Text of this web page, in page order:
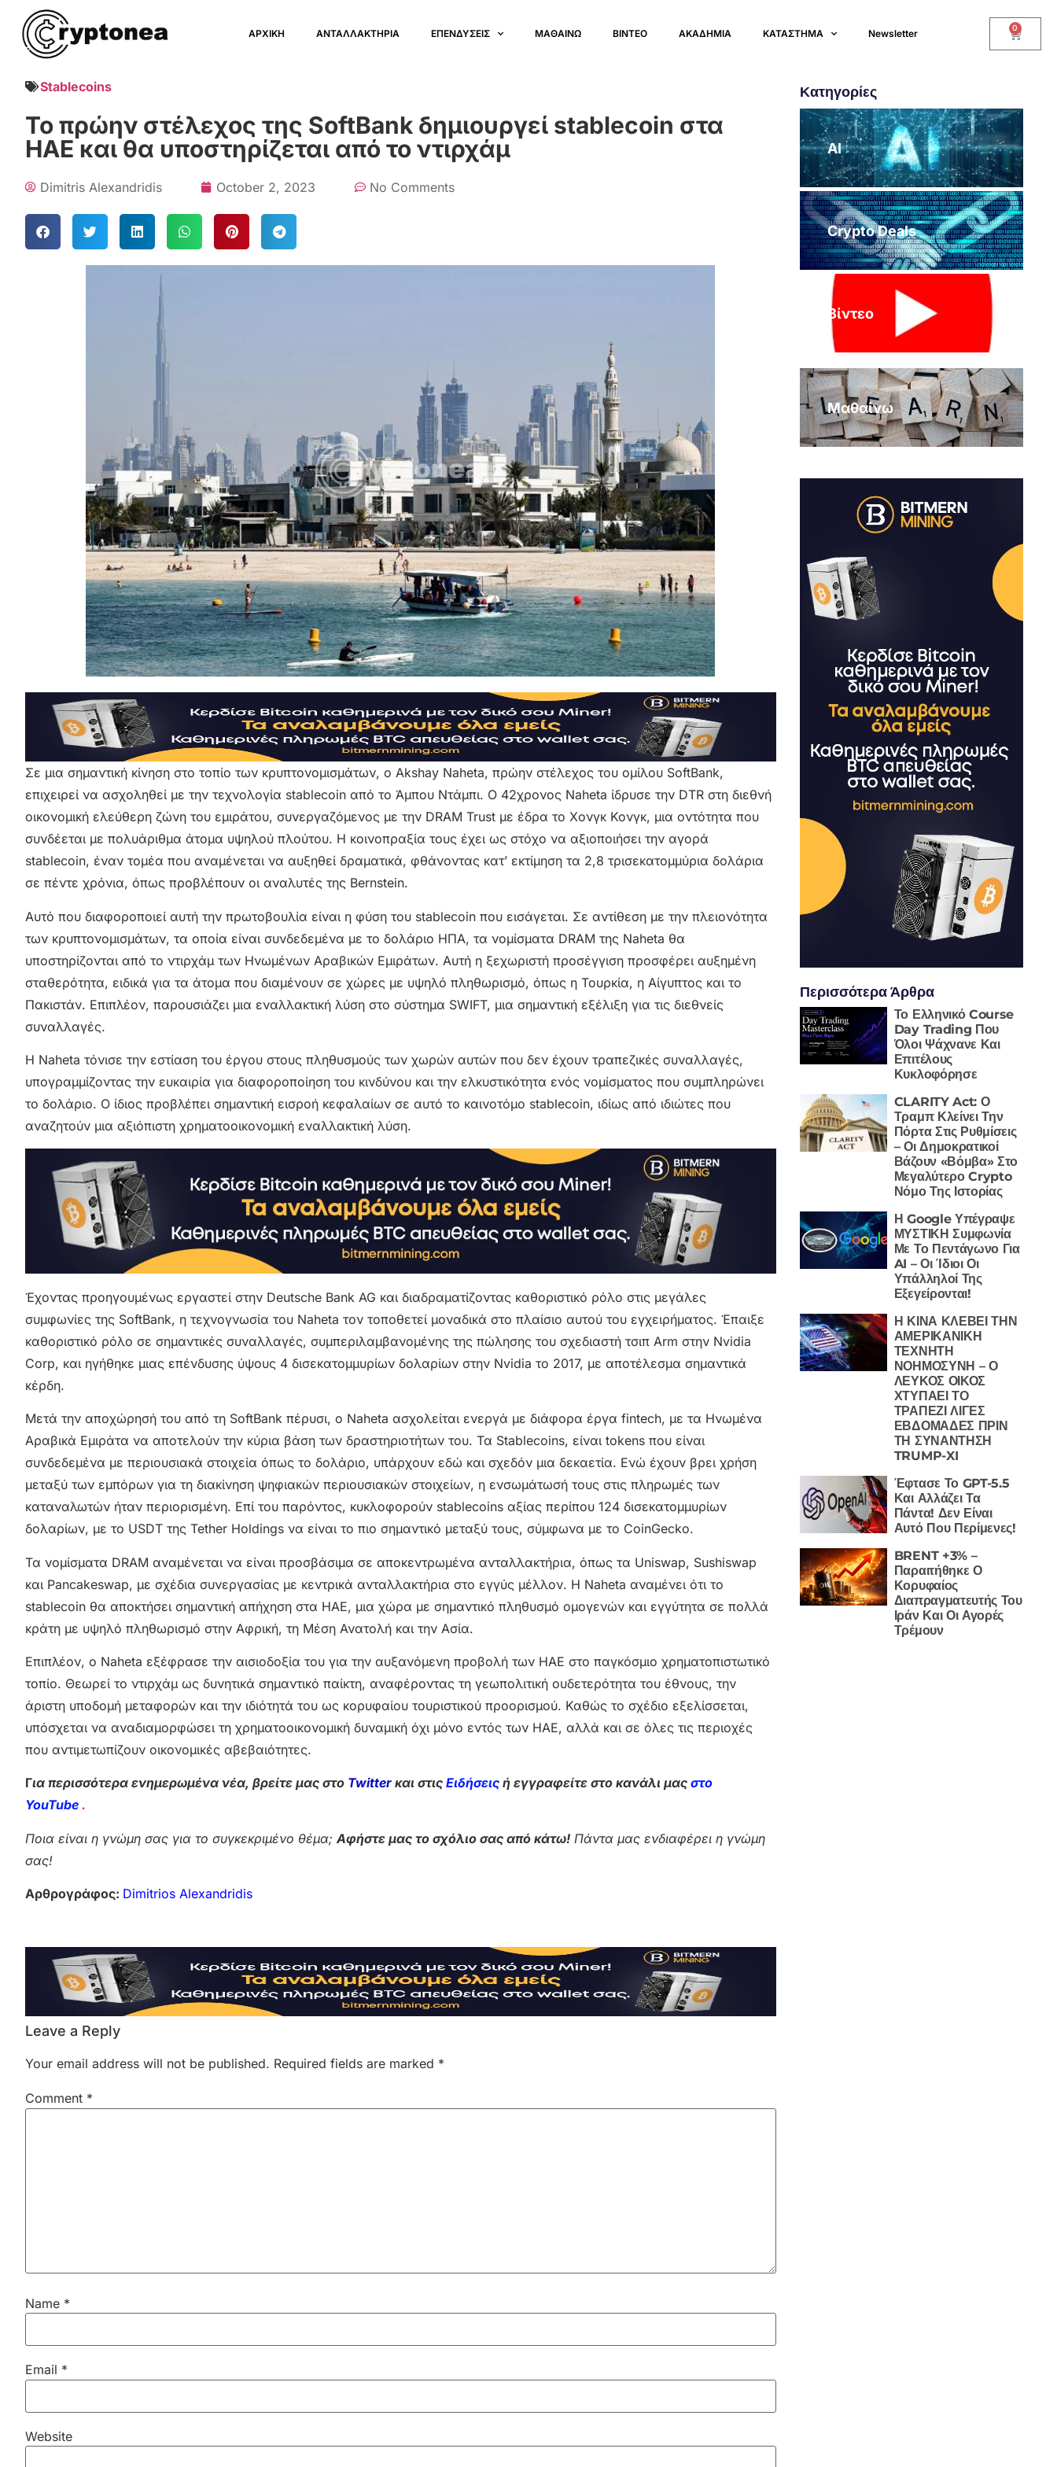
ΑΡΧΙΚΗ ΑΝΤΑΛΛΑΚΤΗΡΙΑ ΕΠΕΝΔΥΣΕΙΣ ΜΑΘΑΙΝΩ ΒΙΝΤΕΟ ΑΚΑΔΗΜΙΑ ΚΑΤΑΣΤΗΜΑ Newsletter 0
Stablecoins
Το πρώην στέλεχος της SoftBank δημιουργεί stablecoin στα
ΗΑΕ και θα υποστηρίζεται από το ντιρχάμ
Dimitris Alexandridis October 2, 2023 No Comments
Σε μια σημαντική κίνηση στο τοπίο των κρυπτονομισμάτων, ο Akshay Naheta, πρώην στέλεχος του ομίλου SoftBank,
επιχειρεί να ασχοληθεί με την τεχνολογία stablecoin από το Άμπου Ντάμπι. Ο 42χρονος Naheta ίδρυσε την DTR στη διεθνή
οικονομική ελεύθερη ζώνη του εμιράτου, συνεργαζόμενος με την DRAM Trust με έδρα το Χονγκ Κονγκ, μια οντότητα που
συνδέεται με πολυάριθμα άτομα υψηλού πλούτου. Η κοινοπραξία τους έχει ως στόχο να αξιοποιήσει την αγορά
stablecoin, έναν τομέα που αναμένεται να αυξηθεί δραματικά, φθάνοντας κατ’ εκτίμηση τα 2,8 τρισεκατομμύρια δολάρια
σε πέντε χρόνια, όπως προβλέπουν οι αναλυτές της Bernstein.
Αυτό που διαφοροποιεί αυτή την πρωτοβουλία είναι η φύση του stablecoin που εισάγεται. Σε αντίθεση με την πλειονότητα
των κρυπτονομισμάτων, τα οποία είναι συνδεδεμένα με το δολάριο ΗΠΑ, τα νομίσματα DRAM της Naheta θα
υποστηρίζονται από το ντιρχάμ των Ηνωμένων Αραβικών Εμιράτων. Αυτή η ξεχωριστή προσέγγιση προσφέρει αυξημένη
σταθερότητα, ειδικά για τα άτομα που διαμένουν σε χώρες με υψηλό πληθωρισμό, όπως η Τουρκία, η Αίγυπτος και το
Πακιστάν. Επιπλέον, παρουσιάζει μια εναλλακτική λύση στο σύστημα SWIFT, μια σημαντική εξέλιξη για τις διεθνείς
συναλλαγές.
Η Naheta τόνισε την εστίαση του έργου στους πληθυσμούς των χωρών αυτών που δεν έχουν τραπεζικές συναλλαγές,
υπογραμμίζοντας την ευκαιρία για διαφοροποίηση του κινδύνου και την ελκυστικότητα ενός νομίσματος που συμπληρώνει
το δολάριο. Ο ίδιος προβλέπει σημαντική εισροή κεφαλαίων σε αυτό το καινοτόμο stablecoin, ιδίως από ιδιώτες που
αναζητούν μια αξιόπιστη χρηματοοικονομική εναλλακτική λύση.
Έχοντας προηγουμένως εργαστεί στην Deutsche Bank AG και διαδραματίζοντας καθοριστικό ρόλο στις μεγάλες
συμφωνίες της SoftBank, η τεχνογνωσία του Naheta τον τοποθετεί μοναδικά στο πλαίσιο αυτού του εγχειρήματος. Έπαιξε
καθοριστικό ρόλο σε σημαντικές συναλλαγές, συμπεριλαμβανομένης της πώλησης του σχεδιαστή τσιπ Arm στην Nvidia
Corp, και ηγήθηκε μιας επένδυσης ύψους 4 δισεκατομμυρίων δολαρίων στην Nvidia το 2017, με αποτέλεσμα σημαντικά
κέρδη.
Μετά την αποχώρησή του από τη SoftBank πέρυσι, ο Naheta ασχολείται ενεργά με διάφορα έργα fintech, με τα Ηνωμένα
Αραβικά Εμιράτα να αποτελούν την κύρια βάση των δραστηριοτήτων του. Τα Stablecoins, είναι tokens που είναι
συνδεδεμένα με περιουσιακά στοιχεία όπως το δολάριο, υπάρχουν εδώ και σχεδόν μια δεκαετία. Ενώ έχουν βρει χρήση
μεταξύ των εμπόρων για τη διακίνηση ψηφιακών περιουσιακών στοιχείων, η ενσωμάτωσή τους στις πληρωμές των
καταναλωτών ήταν περιορισμένη. Επί του παρόντος, κυκλοφορούν stablecoins αξίας περίπου 124 δισεκατομμυρίων
δολαρίων, με το USDT της Tether Holdings να είναι το πιο σημαντικό μεταξύ τους, σύμφωνα με το CoinGecko.
Τα νομίσματα DRAM αναμένεται να είναι προσβάσιμα σε αποκεντρωμένα ανταλλακτήρια, όπως τα Uniswap, Sushiswap
και Pancakeswap, με σχέδια συνεργασίας με κεντρικά ανταλλακτήρια στο εγγύς μέλλον. Η Naheta αναμένει ότι το
stablecoin θα αποκτήσει σημαντική απήχηση στα ΗΑΕ, μια χώρα με σημαντικό πληθυσμό ομογενών και εγγύτητα σε πολλά
κράτη με υψηλό πληθωρισμό στην Αφρική, τη Μέση Ανατολή και την Ασία.
Επιπλέον, ο Naheta εξέφρασε την αισιοδοξία του για την αυξανόμενη προβολή των ΗΑΕ στο παγκόσμιο χρηματοπιστωτικό
τοπίο. Θεωρεί το ντιρχάμ ως δυνητικά σημαντικό παίκτη, αναφέροντας τη γεωπολιτική ουδετερότητα του έθνους, την
άριστη υποδομή μεταφορών και την ιδιότητά του ως κορυφαίου τουριστικού προορισμού. Καθώς το σχέδιο εξελίσσεται,
υπόσχεται να αναδιαμορφώσει τη χρηματοοικονομική δυναμική όχι μόνο εντός των ΗΑΕ, αλλά και σε όλες τις περιοχές
που αντιμετωπίζουν οικονομικές αβεβαιότητες.
Για περισσότερα ενημερωμένα νέα, βρείτε μας στο Twitter και στις Ειδήσεις ή εγγραφείτε στο κανάλι μας στο
YouTube .
Ποια είναι η γνώμη σας για το συγκεκριμένο θέμα; Αφήστε μας το σχόλιο σας από κάτω! Πάντα μας ενδιαφέρει η γνώμη
σας!
Αρθρογράφος: Dimitrios Alexandridis
Leave a Reply
Your email address will not be published. Required fields are marked *
Comment *
Name *
Email *
Website
Κατηγορίες
AI
Crypto Deals
Βίντεο
Μαθαίνω
Περισσότερα Άρθρα
Το Ελληνικό Course
Day Trading Που
Όλοι Ψάχνανε Και
Επιτέλους
Κυκλοφόρησε
CLARITY Act: Ο
Τραμπ Κλείνει Την
Πόρτα Στις Ρυθμίσεις
– Οι Δημοκρατικοί
Βάζουν «Βόμβα» Στο
Μεγαλύτερο Crypto
Νόμο Της Ιστορίας
Η Google Υπέγραψε
ΜΥΣΤΙΚΗ Συμφωνία
Με Το Πεντάγωνο Για
AI – Οι Ίδιοι Οι
Υπάλληλοί Της
Εξεγείρονται!
Η ΚΙΝΑ ΚΛΕΒΕΙ ΤΗΝ
ΑΜΕΡΙΚΑΝΙΚΗ
ΤΕΧΝΗΤΗ
ΝΟΗΜΟΣΥΝΗ – Ο
ΛΕΥΚΟΣ ΟΙΚΟΣ
ΧΤΥΠΑΕΙ ΤΟ
ΤΡΑΠΕΖΙ ΛΙΓΕΣ
ΕΒΔΟΜΑΔΕΣ ΠΡΙΝ
ΤΗ ΣΥΝΑΝΤΗΣΗ
TRUMP-XI
Έφτασε Το GPT-5.5
Και Αλλάζει Τα
Πάντα! Δεν Είναι
Αυτό Που Περίμενες!
BRENT +3% –
Παραιτήθηκε Ο
Κορυφαίος
Διαπραγματευτής Του
Ιράν Και Οι Αγορές
Τρέμουν